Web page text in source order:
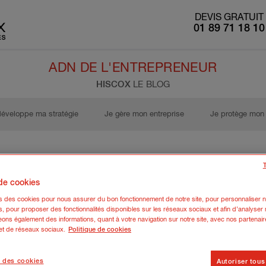
DEVIS GRATUIT
01 89 71 18 10
ADN DE L'ENTREPRENEUR
HISCOX LE BLOG
ma stratégie Je gère mon entreprise Je protège
cookies
des cookies pour nous assurer du bon fonctionnement de notre site, pour personnaliser
pour proposer des fonctionnalités disponibles sur les réseaux sociaux et afin d’analyser
également des informations, quant à votre navigation sur notre site, avec nos
de réseaux sociaux. Politique de cookies
des cookies Autoriser